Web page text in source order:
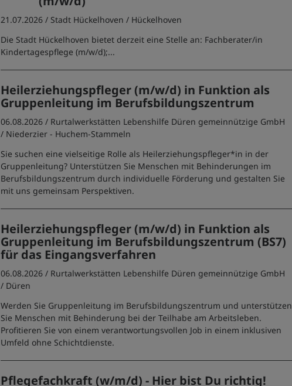
21.07.2026 / Stadt Hückelhoven / Hückelhoven
Die Stadt Hückelhoven bietet derzeit eine Stelle an: Fachberater/in
Kindertagespflege (m/w/d);...
Heilerziehungspfleger (m/w/d) in Funktion als
Gruppenleitung im Berufsbildungszentrum
06.08.2026 / Rurtalwerkstätten Lebenshilfe Düren gemeinnützige GmbH
/ Niederzier - Huchem-Stammeln
Sie suchen eine vielseitige Rolle als Heilerziehungspfleger*in in der
Gruppenleitung? Unterstützen Sie Menschen mit Behinderungen im
Berufsbildungszentrum durch individuelle Förderung und gestalten Sie
mit uns gemeinsam Perspektiven.
Heilerziehungspfleger (m/w/d) in Funktion als
Gruppenleitung im Berufsbildungszentrum (BS7)
für das Eingangsverfahren
06.08.2026 / Rurtalwerkstätten Lebenshilfe Düren gemeinnützige GmbH
/ Düren
Werden Sie Gruppenleitung im Berufsbildungszentrum und unterstützen
Sie Menschen mit Behinderung bei der Teilhabe am Arbeitsleben.
Profitieren Sie von einem verantwortungsvollen Job in einem inklusiven
Umfeld ohne Schichtdienste.
Pflegefachkraft (w/m/d) - Hier bist Du richtig!